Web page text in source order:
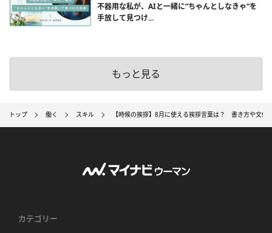
不器用な私が、AIと一緒に”ちゃんとしなきゃ”を
手放して見つけ...
もっと見る
トップ 働く スキル 【時候の挨拶】8月に使える挨拶言葉は？ 書き方や文例
カテゴリー